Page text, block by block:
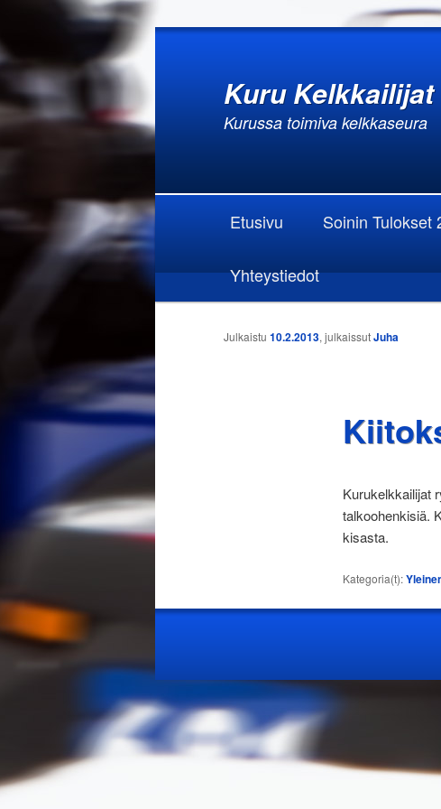
Kuru Kelkkailijat
Kurussa toimiva kelkkaseura
Siirry sisältöön
Siirry toissijaiseen sisältöön
Etusivu Soinin Tulokset
Yhteystiedot
Artikkelien selaus
Julkaistu 10.2.2013, julkaissutJuha
Kurukelkkailijat
talkoohenkisiä.
kisasta.
Kategoria(t):